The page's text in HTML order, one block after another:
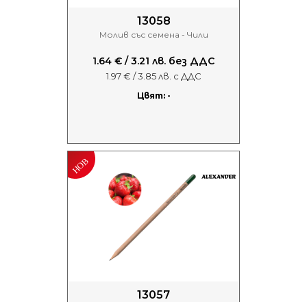
13058
Молив със семена - Чили
1.64 € / 3.21 лв. без ДДС
1.97 € / 3.85 лв. с ДДС
Цвят: -
13057